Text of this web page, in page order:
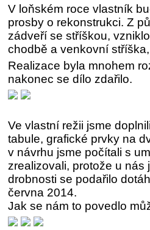
V loňském roce vlastník
prosby o rekonstrukci. Z
zádveří se stříškou,
chodbě a venkovní
Realizace byla mnohem
nakonec se dílo zdařilo.
Ve vlastní režii jsme
tabule, grafické prvky na
v návrhu jsme počítali s
zrealizovali, protože u nás
drobnosti se podařilo
června 2014.
Jak se nám to povedlo